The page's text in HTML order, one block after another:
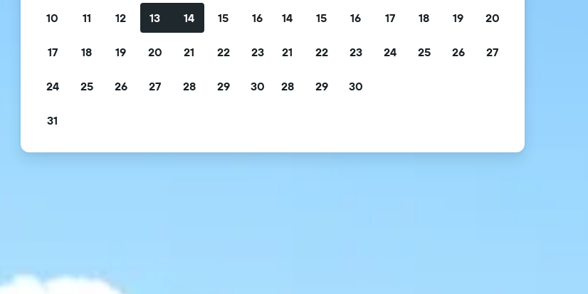
10 11 12 13 14 15 16
17 18 19 20 21 22 23
24 25 26 27 28 29 30
31
14 15 16 17 18 19 20
21 22 23 24 25 26 27
28 29 30